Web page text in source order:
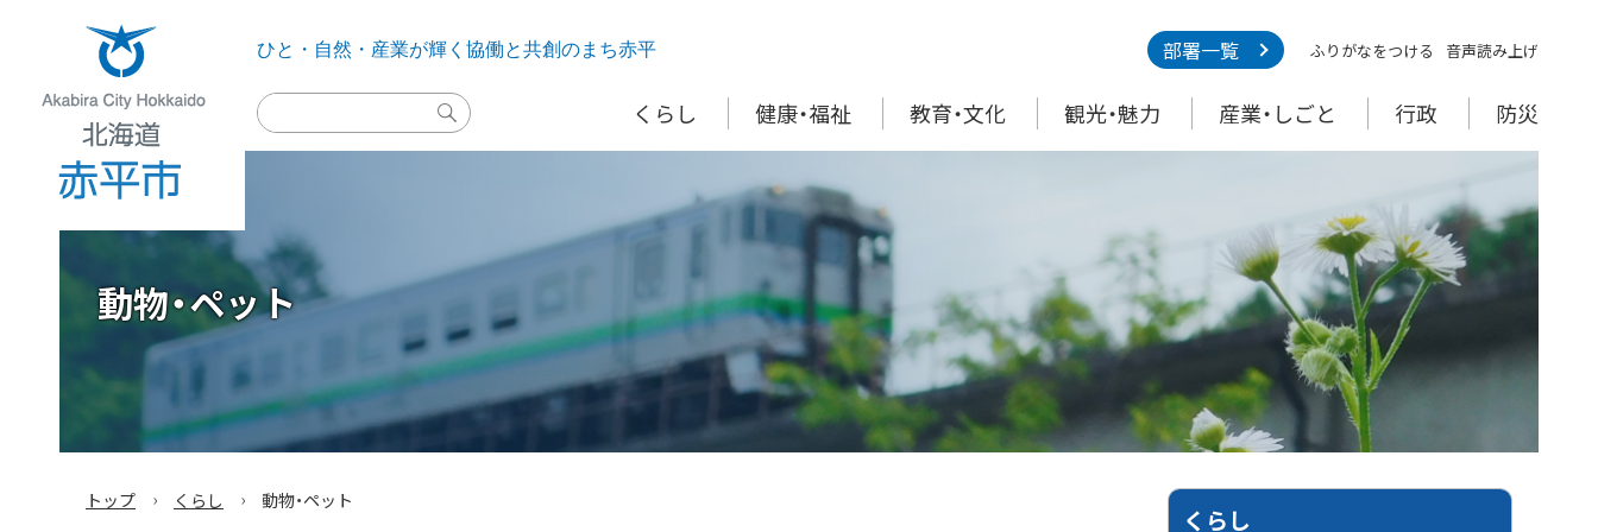
Akabira City Hokkaido 北海道 赤平市
ひと・自然・産業が輝く 協働と共創のまち赤平 部署一覧
検
ふりがなをつける 音声読み上げ
くらし 健康・福祉 教育・文化 観光・魅力 産業・しごと 行政 防災
動物・ペット
トップ › くらし › 動物・ペット
くらし